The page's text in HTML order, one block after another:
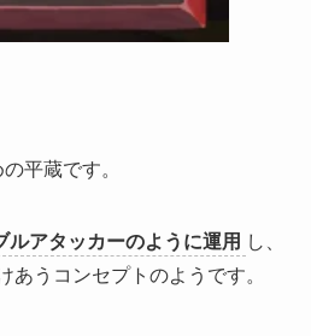
平蔵です。
ルアタッカーのように運用 し、
あうコンセプトのようです。